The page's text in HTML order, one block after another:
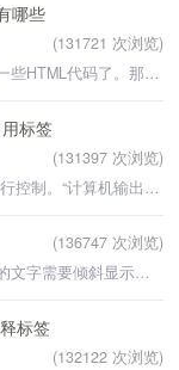
哪些
(131721 次浏览)
学习了一些HTML知识，我们就可以自己动手去写一些HTML代码了。那么用什么写了，这就要用HTML 编辑器。常用
标签
(131397 次浏览)
HTML 文本格式化：使用 pre 标签对空行和空格进行控制。“计算机输出”标签：这些标签常用于显示计算机/
(136747 次浏览)
HTML文字倾斜标签是什么？我们在做网站时，有的文字需要倾斜显示，这时就需要使用HTML文字倾斜标签了。
标签
(132122 次浏览)